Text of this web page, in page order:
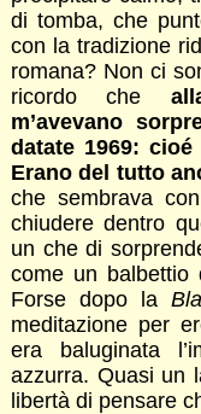
di tomba, che
con la tradizione
romana? Non ci
ricordo che
m’avevano
datate 1969:
Erano del tutto
che sembrava
chiudere dentro
un che di
come un balbettio
Forse dopo la
meditazione per
era baluginata
azzurra. Quasi un
libertà di pensare